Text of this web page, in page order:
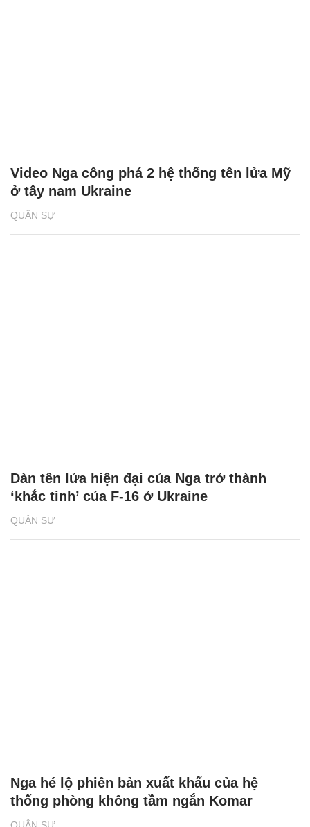
QUÂN SỰ
Video Nga công phá 2 hệ thống tên lửa Mỹ
ở tây nam Ukraine
QUÂN SỰ
Dàn tên lửa hiện đại của Nga trở thành
‘khắc tinh’ của F-16 ở Ukraine
Nga hé lộ phiên bản xuất khẩu của hệ
thống phòng không tầm ngắn Komar